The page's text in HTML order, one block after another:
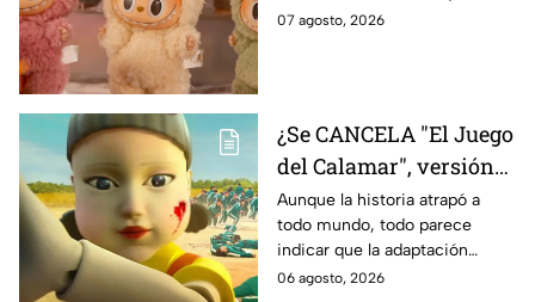
tratará la cinta. Aquí te
07 agosto, 2026
¿Se CANCELA "El Juego
del Calamar", versión
Estados Unidos? Esto
es lo que se sabe al
momento
Aunque la historia atrapó a
todo mundo, todo parece
indicar que la adaptación
podría ser cancelada:
06 agosto, 2026